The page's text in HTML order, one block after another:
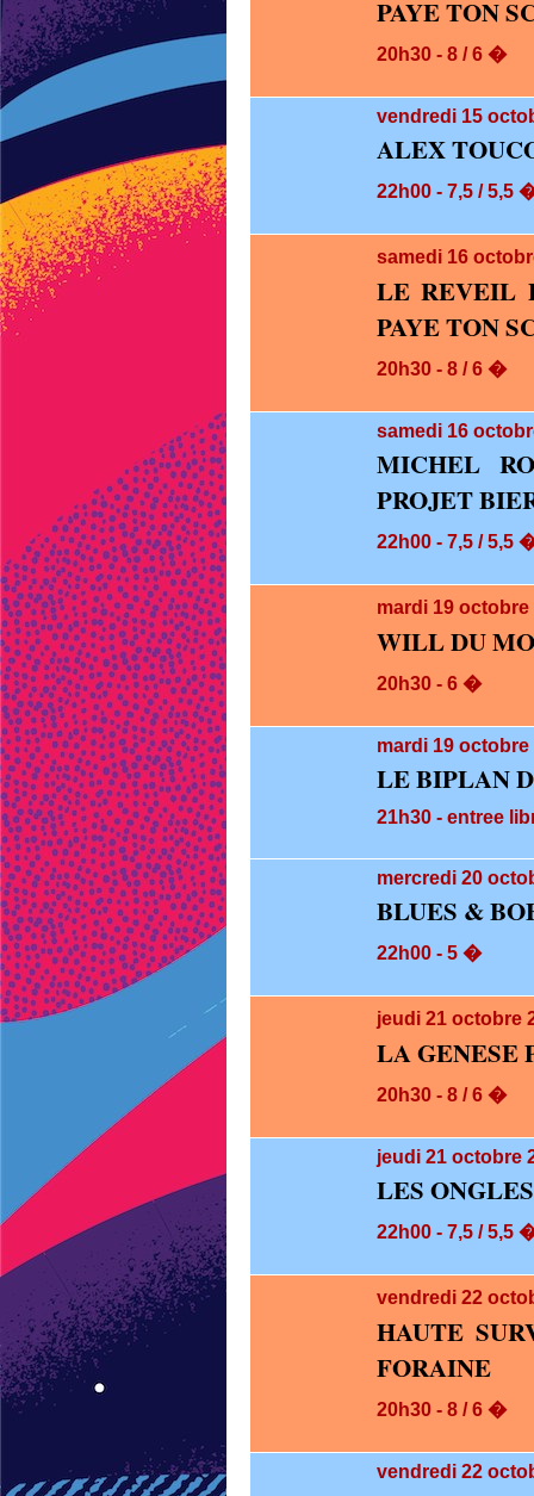
PAYE TON
20h30 - 8 / 6 �
vendredi 15
ALEX
22h00 - 7,5 / 5,5
samedi 16
LE REVEIL
PAYE TON
20h30 - 8 / 6 �
samedi 16
MICHEL
PROJET
22h00 - 7,5 / 5,5
mardi 19
WILL DU
20h30 - 6 �
mardi 19 octobre
LE BIPLAN
21h30 - entree
mercredi 20
BLUES &
22h00 - 5 �
jeudi 21 octobre
LA GENESE
20h30 - 8 / 6 �
jeudi 21 octobre
LES
22h00 - 7,5 / 5,5
vendredi 22
HAUTE
FORAINE
20h30 - 8 / 6 �
vendredi 22